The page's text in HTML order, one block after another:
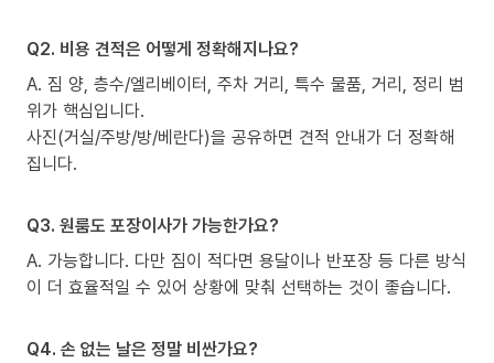
Q2. 비용 견적은 어떻게 정확해지나요?
A. 짐 양, 층수/엘리베이터, 주차 거리, 특수 물품, 거리, 정리 범
위가 핵심입니다.
사진(거실/주방/방/베란다)을 공유하면 견적 안내가 더 정확해
집니다.
Q3. 원룸도 포장이사가 가능한가요?
A. 가능합니다. 다만 짐이 적다면 용달이나 반포장 등 다른 방식
이 더 효율적일 수 있어 상황에 맞춰 선택하는 것이 좋습니다.
Q4. 손 없는 날은 정말 비싼가요?